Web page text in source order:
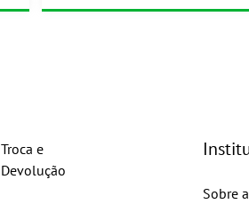
Troca e
Devolução
Sobre